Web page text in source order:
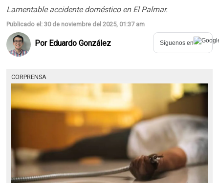
Lamentable accidente doméstico en El Palmar.
Publicado el: 30 de noviembre del 2025, 01:37 am
Por Eduardo González Síguenos en
CORPRENSA